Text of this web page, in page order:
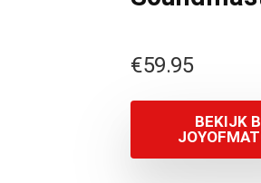
€59.95
BEKIJK